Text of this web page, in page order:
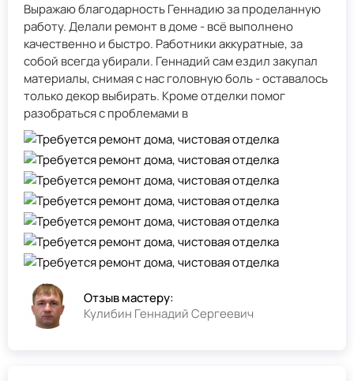
Выражаю благодарность Геннадию за проделанную
работу. Делали ремонт в доме - всё выполнено
качественно и быстро. Работники аккуратные, за
собой всегда убирали. Геннадий сам ездил закупал
материалы, снимая с нас головную боль - оставалось
только декор выбирать. Кроме отделки помог
разобраться с проблемами в
Отзыв мастеру:
Кулибин Геннадий Сергеевич